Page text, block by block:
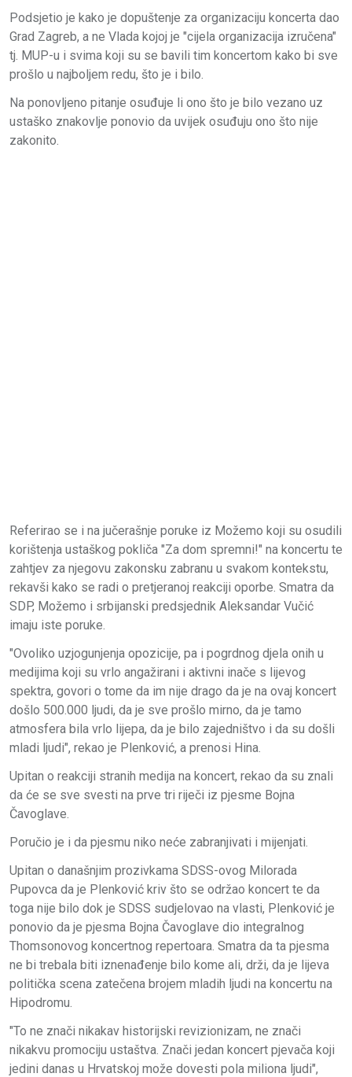
Podsjetio je kako je dopuštenje za organizaciju koncerta dao
Grad Zagreb, a ne Vlada kojoj je "cijela organizacija izručena"
tj. MUP-u i svima koji su se bavili tim koncertom kako bi sve
prošlo u najboljem redu, što je i bilo.
Na ponovljeno pitanje osuđuje li ono što je bilo vezano uz
ustaško znakovlje ponovio da uvijek osuđuju ono što nije
zakonito.
Referirao se i na jučerašnje poruke iz Možemo koji su osudili
korištenja ustaškog pokliča "Za dom spremni!" na koncertu te
zahtjev za njegovu zakonsku zabranu u svakom kontekstu,
rekavši kako se radi o pretjeranoj reakciji oporbe. Smatra da
SDP, Možemo i srbijanski predsjednik Aleksandar Vučić
imaju iste poruke.
"Ovoliko uzjogunjenja opozicije, pa i pogrdnog djela onih u
medijima koji su vrlo angažirani i aktivni inače s lijevog
spektra, govori o tome da im nije drago da je na ovaj koncert
došlo 500.000 ljudi, da je sve prošlo mirno, da je tamo
atmosfera bila vrlo lijepa, da je bilo zajedništvo i da su došli
mladi ljudi", rekao je Plenković, a prenosi Hina.
Upitan o reakciji stranih medija na koncert, rekao da su znali
da će se sve svesti na prve tri riječi iz pjesme Bojna
Čavoglave.
Poručio je i da pjesmu niko neće zabranjivati i mijenjati.
Upitan o današnjim prozivkama SDSS-ovog Milorada
Pupovca da je Plenković kriv što se održao koncert te da
toga nije bilo dok je SDSS sudjelovao na vlasti, Plenković je
ponovio da je pjesma Bojna Čavoglave dio integralnog
Thomsonovog koncertnog repertoara. Smatra da ta pjesma
ne bi trebala biti iznenađenje bilo kome ali, drži, da je lijeva
politička scena zatečena brojem mladih ljudi na koncertu na
Hipodromu.
"To ne znači nikakav historijski revizionizam, ne znači
nikakvu promociju ustaštva. Znači jedan koncert pjevača koji
jedini danas u Hrvatskoj može dovesti pola miliona ljudi",